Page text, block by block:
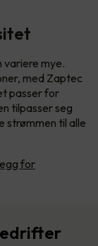
variere mye.
med Zaptec
passer for
tilpasser seg
strømmen til alle
for